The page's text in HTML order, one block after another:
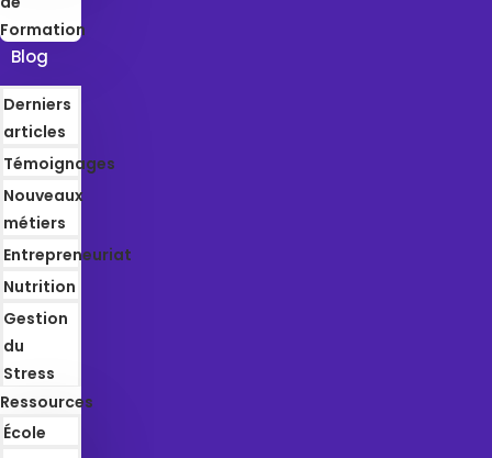
Formation
Blog
Derniers
articles
Témoignages
Nouveaux
métiers
Entrepreneuriat
Nutrition
Gestion
du
Stress
Ressources
École